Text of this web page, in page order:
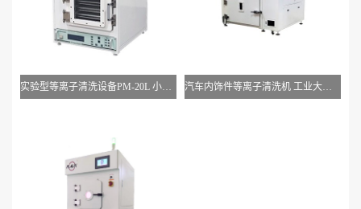
实验型等离子清洗设备PM-20L 小型等离子表面处理机 汽车内饰件等离子清洗机 工业大型等离子表面处理系统 PM-2300LN